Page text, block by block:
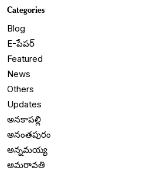
Categories
Blog
E-పేపర్
Featured
News
Others
Updates
అనకాపల్లి
అనంతపురం
అన్నమయ్య
అమరావతి